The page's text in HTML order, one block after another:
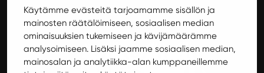
Käytämme evästeitä tarjoamamme sisällön ja
mainosten räätälöimiseen, sosiaalisen median
ominaisuuksien tukemiseen ja kävijämäärämme
analysoimiseen. Lisäksi jaamme sosiaalisen median,
mainosalan ja analytiikka-alan kumppaneillemme